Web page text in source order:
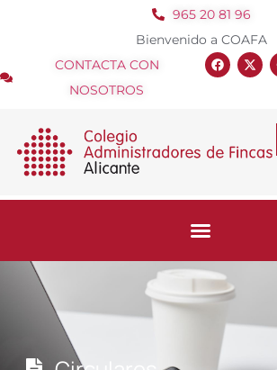
965 20 81 96
Bienvenido a COAFA
CONTACTA CON
NOSOTROS